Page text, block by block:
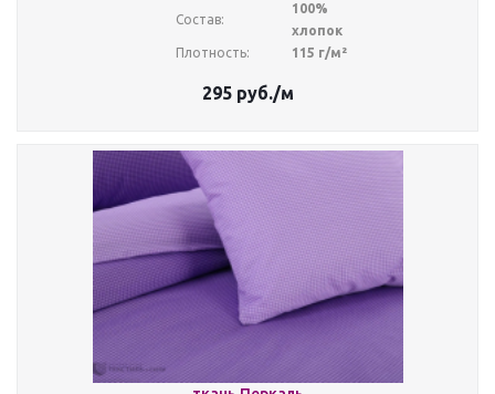
Состав:
100%
хлопок
Плотность:
115 г/м²
295руб./м